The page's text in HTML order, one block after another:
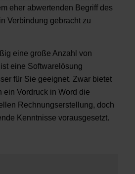
eher abwertenden Begriff des
Verbindung gebracht zu
eine große Anzahl von
eine Softwarelösung
für Sie geeignet. Zwar bietet
ein Vordruck in Word die
Rechnungserstellung, doch
Kenntnisse vorausgesetzt.